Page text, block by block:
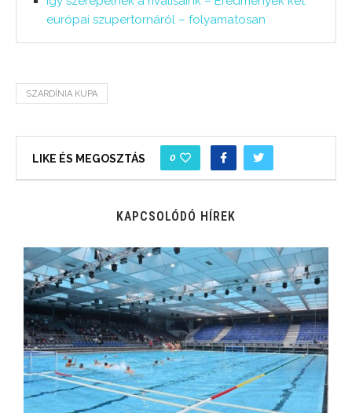
európai szupertornáról – folyamatosan
SZARDÍNIA KUPA
LIKE ÉS MEGOSZTÁS 0
KAPCSOLÓDÓ HÍREK